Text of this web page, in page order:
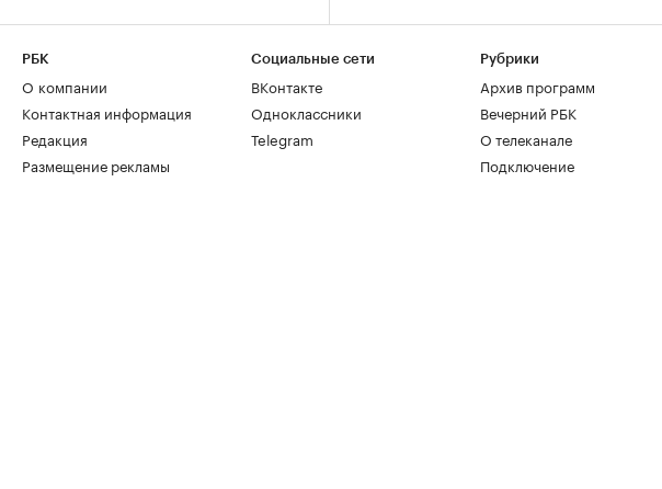
РБК
О компании
Контактная информация
Редакция
Размещение рекламы
Социальные сети
ВКонтакте
Одноклассники
Telegram
Рубрики
Архив программ
Вечерний РБК
О телеканале
Подключение